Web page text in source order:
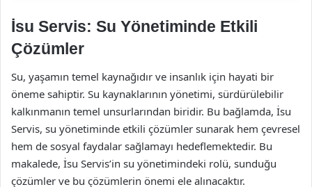
İsu Servis: Su Yönetiminde Etkili
Çözümler
Su, yaşamın temel kaynağıdır ve insanlık için hayati bir
öneme sahiptir. Su kaynaklarının yönetimi, sürdürülebilir
kalkınmanın temel unsurlarından biridir. Bu bağlamda, İsu
Servis, su yönetiminde etkili çözümler sunarak hem çevresel
hem de sosyal faydalar sağlamayı hedeflemektedir. Bu
makalede, İsu Servis’in su yönetimindeki rolü, sunduğu
çözümler ve bu çözümlerin önemi ele alınacaktır.